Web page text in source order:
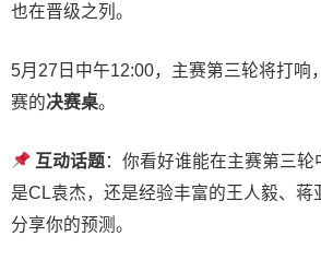
也在晋级之列。
5月27日中午12:00，主赛第三轮将打响
赛的决赛桌。
互动话题：你看好谁能在主赛第三轮
是CL袁杰，还是经验丰富的王人毅、蒋
分享你的预测。